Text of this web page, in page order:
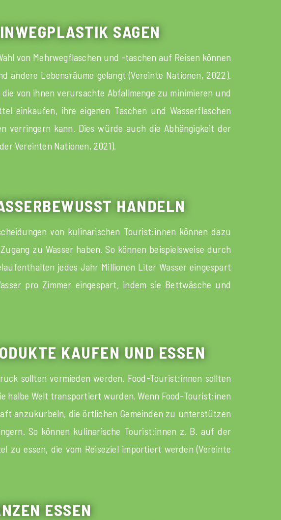
SAGEN
von Mehrwegflaschen und -taschen auf Reisen können
Lebensräume gelangt (Vereinte Nationen, 2022).
von ihnen verursachte Abfallmenge zu minimieren und
einkaufen, ihre eigenen Taschen und Wasserflaschen
verringern kann. Dies würde auch die Abhängigkeit der
Vereinten Nationen, 2021).
HANDELN
von kulinarischen Tourist:innen können dazu
zu Wasser haben. So können beispielsweise durch
jedes Jahr Millionen Liter Wasser eingespart
pro Zimmer eingespart, indem sie Bettwäsche und
KAUFEN UND ESSEN
sollten vermieden werden. Food-Tourist:innen sollten
halbe Welt transportiert wurden. Wenn Food-Tourist:inen
anzukurbeln, die örtlichen Gemeinden zu unterstützen
So können kulinarische Tourist:innen z. B. auf der
zu essen, die vom Reiseziel importiert werden (Vereinte
ESSEN